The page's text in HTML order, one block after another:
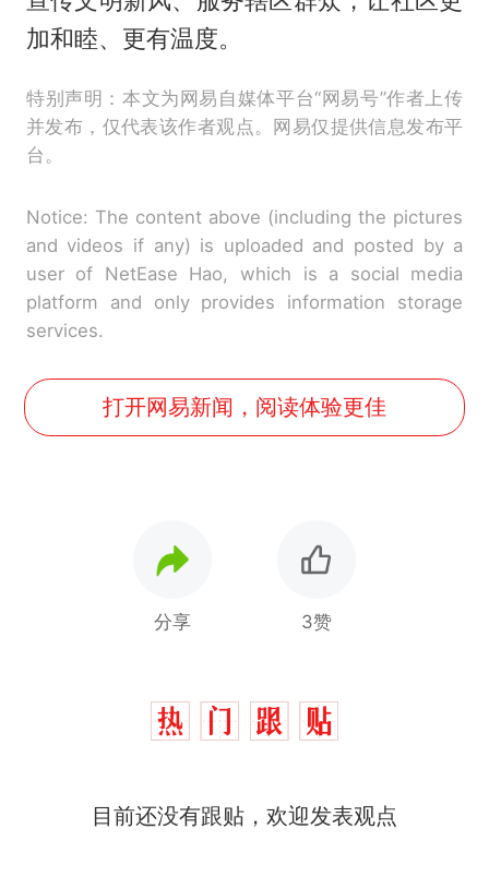
加和睦、更有温度。
特别声明：本文为网易自媒体平台“网易号”作者上传
并发布，仅代表该作者观点。网易仅提供信息发布平
台。
Notice: The content above (including the pictures
and videos if any) is uploaded and posted by a
user of NetEase Hao, which is a social media
platform and only provides information storage
services.
打开网易新闻，阅读体验更佳
分享 3赞
目前还没有跟贴，欢迎发表观点
因老师一句“跟我回家”改写了